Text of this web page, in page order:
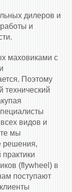
дилеров и
и
маховиками c
Поэтому
технический
видов и
мы
решения,
(flywheel) в
поступают